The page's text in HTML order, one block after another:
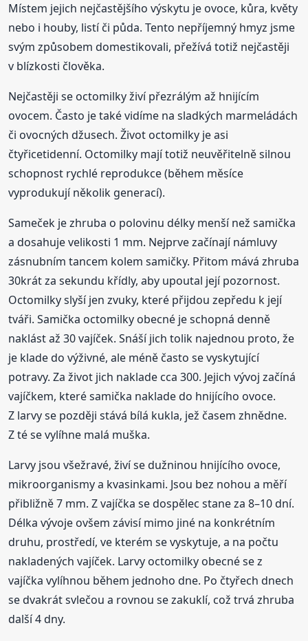
Místem jejich nejčastějšího výskytu je ovoce, kůra, květy
nebo i houby, listí či půda. Tento nepříjemný hmyz jsme
svým způsobem domestikovali, přežívá totiž nejčastěji
v blízkosti člověka.
Nejčastěji se octomilky živí přezrálým až hnijícím
ovocem. Často je také vidíme na sladkých marmeládách
či ovocných džusech. Život octomilky je asi
čtyřicetidenní. Octomilky mají totiž neuvěřitelně silnou
schopnost rychlé reprodukce (během měsíce
vyprodukují několik generací).
Sameček je zhruba o polovinu délky menší než samička
a dosahuje velikosti 1 mm. Nejprve začínají námluvy
zásnubním tancem kolem samičky. Přitom mává zhruba
30krát za sekundu křídly, aby upoutal její pozornost.
Octomilky slyší jen zvuky, které přijdou zepředu k její
tváři. Samička octomilky obecné je schopná denně
naklást až 30 vajíček. Snáší jich tolik najednou proto, že
je klade do výživné, ale méně často se vyskytující
potravy. Za život jich naklade cca 300. Jejich vývoj začíná
vajíčkem, které samička naklade do hnijícího ovoce.
Z larvy se později stává bílá kukla, jež časem zhnědne.
Z té se vylíhne malá muška.
Larvy jsou všežravé, živí se dužninou hnijícího ovoce,
mikroorganismy a kvasinkami. Jsou bez nohou a měří
přibližně 7 mm. Z vajíčka se dospělec stane za 8–10 dní.
Délka vývoje ovšem závisí mimo jiné na konkrétním
druhu, prostředí, ve kterém se vyskytuje, a na počtu
nakladených vajíček. Larvy octomilky obecné se z
vajíčka vylíhnou během jednoho dne. Po čtyřech dnech
se dvakrát svlečou a rovnou se zakuklí, což trvá zhruba
další 4 dny.